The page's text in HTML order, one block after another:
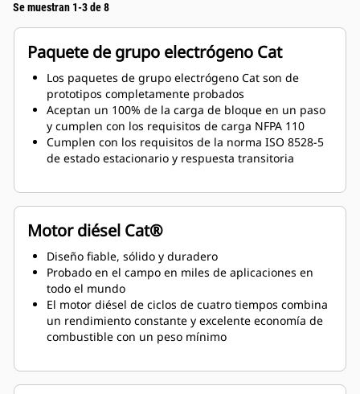
Se muestran 1-3 de 8
Paquete de grupo electrógeno Cat
Los paquetes de grupo electrógeno Cat son de
prototipos completamente probados
Aceptan un 100% de la carga de bloque en un paso
y cumplen con los requisitos de carga NFPA 110
Cumplen con los requisitos de la norma ISO 8528-5
de estado estacionario y respuesta transitoria
Motor diésel Cat®
Diseño fiable, sólido y duradero
Probado en el campo en miles de aplicaciones en
todo el mundo
El motor diésel de ciclos de cuatro tiempos combina
un rendimiento constante y excelente economía de
combustible con un peso mínimo